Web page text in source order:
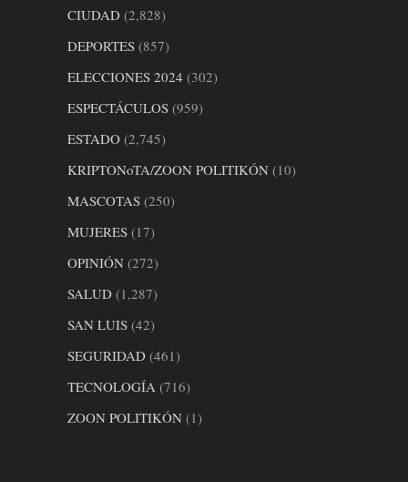
CIUDAD (2,828)
DEPORTES (857)
ELECCIONES 2024 (302)
ESPECTÁCULOS (959)
ESTADO (2,745)
KRIPTONoTA/ZOON POLITIKÓN (10)
MASCOTAS (250)
MUJERES (17)
OPINIÓN (272)
SALUD (1,287)
SAN LUIS (42)
SEGURIDAD (461)
TECNOLOGÍA (716)
ZOON POLITIKÓN (1)